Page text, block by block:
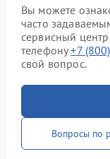
Вы можете
часто
сервисный
телефону+7
свой вопрос.
Вопросы по